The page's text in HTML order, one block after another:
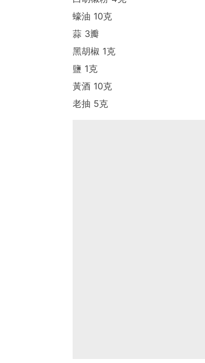
蠔油 10克
蒜 3瓣
黑胡椒 1克
鹽 1克
黃酒 10克
老抽 5克